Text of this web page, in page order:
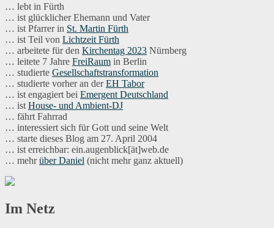
… lebt in Fürth
… ist glücklicher Ehemann und Vater
… ist Pfarrer in St. Martin Fürth
… ist Teil von Lichtzeit Fürth
… arbeitete für den Kirchentag 2023 Nürnberg
… leitete 7 Jahre FreiRaum in Berlin
… studierte Gesellschaftstransformation
… studierte vorher an derEH Tabor
… ist engagiert bei Emergent Deutschland
… ist House- und Ambient-DJ
… fährt Fahrrad
… interessiert sich für Gott und seine Welt
… starte dieses Blog am 27. April 2004
… ist erreichbar: ein.augenblick[ät]web.de
… mehrüber Daniel (nicht mehr ganz aktuell)
Im Netz